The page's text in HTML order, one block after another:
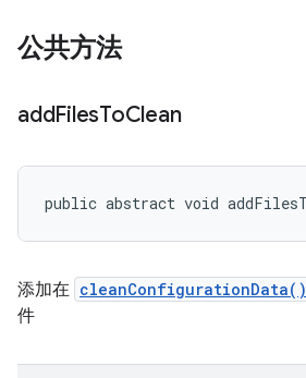
公共方法
addFilesToClean
public abstract void
添加在 cleanConfigurationData()
件